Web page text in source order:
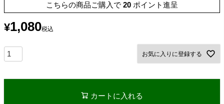
こちらの商品ご購入で 20 ポイント進呈
¥1,080税込
お気に入りに登録する
カートに入れる